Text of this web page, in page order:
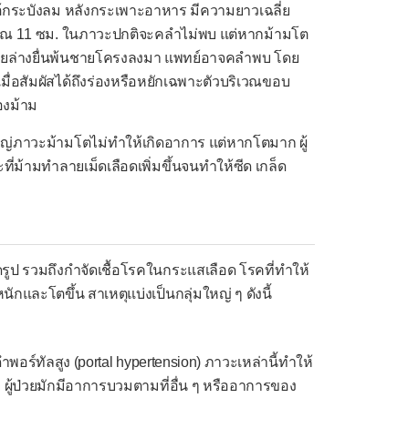
ระบังลม หลังกระเพาะอาหาร มีความยาวเฉลี่ย
11 ซม. ในภาวะปกติจะคลำไม่พบ แต่หากม้ามโต
ล่างยื่นพ้นชายโครงลงมา แพทย์อาจคลำพบ โดย
มื่อสัมผัสได้ถึงร่องหรือหยักเฉพาะตัวบริเวณขอบ
ม้าม
ภาวะม้ามโตไม่ทำให้เกิดอาการ แต่หากโตมาก ผู้
ม้ามทำลายเม็ดเลือดเพิ่มขึ้นจนทำให้ซีด เกล็ด
รวมถึงกำจัดเชื้อโรคในกระแสเลือด โรคที่ทำให้
กและโตขึ้น สาเหตุแบ่งเป็นกลุ่มใหญ่ ๆ ดังนี้
อร์ทัลสูง (portal hypertension) ภาวะเหล่านี้ทำให้
ป่วยมักมีอาการบวมตามที่อื่น ๆ หรืออาการของ